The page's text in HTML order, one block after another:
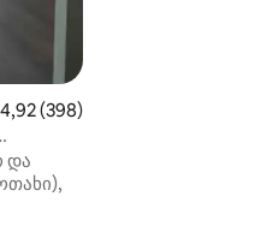
შეფასებაა 5‑დან
4,92 (398)
და